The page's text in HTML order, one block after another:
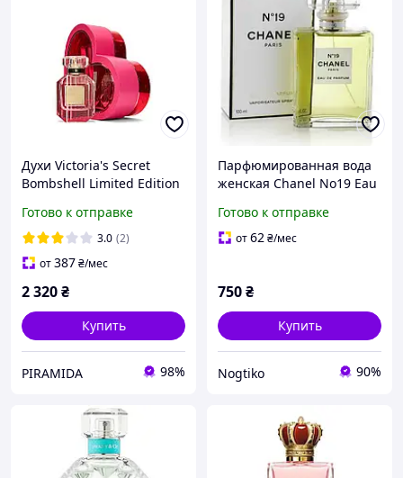
Духи Victoria's Secret
Bombshell Limited Edition
Готово к отправке
3.0 (2)
от387₴/мес
2 320₴
Купить
PIRAMIDA 98%
Парфюмированная вода
женская Chanel No19 Eau
Готово к отправке
от62₴/мес
750₴
Купить
Nogtiko 90%